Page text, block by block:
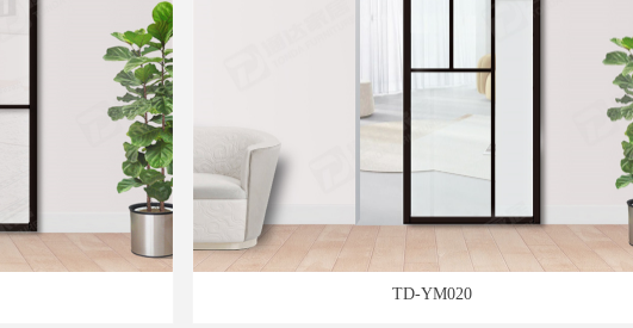
TD-YM020